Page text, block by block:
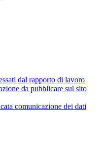
dal rapporto di lavoro
da pubblicare sul sito
comunicazione dei dati